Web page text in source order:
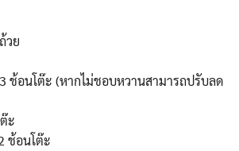
วย
ช้อนโต๊ะ (หากไม่ชอบหวานสามารถปรับลด
ะ
ช้อนโต๊ะ